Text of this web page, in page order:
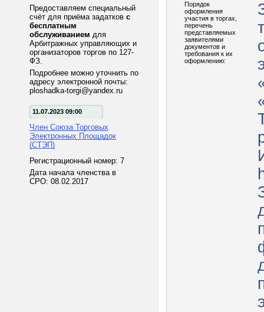
Предоставляем специальный
счёт для приёма задатков с
бесплатным
обслуживанием для
Арбитражных управляющих и
организаторов торгов по 127-
ФЗ.
Подробнее можно уточнить по
адресу электронной почты:
ploshadka-torgi@yandex.ru
11.07.2023 09:00
Член Союза Торговых
Электронных Площадок
(СТЭП)
Регистрационный номер: 7
Дата начала членства в
СРО: 08.02.2017
Порядок
оформления
участия в торгах,
перечень
представляемых
заявителями
документов и
требования к их
оформлению: